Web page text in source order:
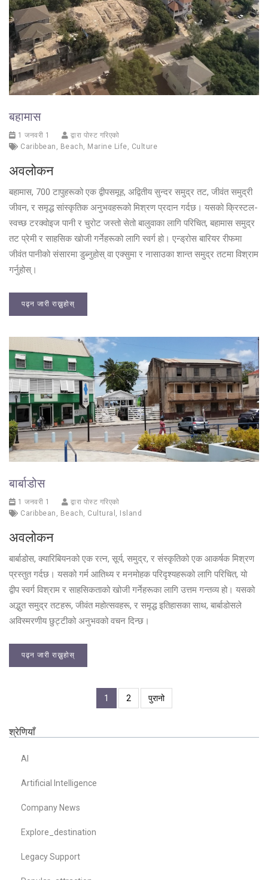
बहामास
1 जनवरी 1
द्वारा पोस्ट गरिएको
Caribbean
Beach Marine Life Culture
अवलोकन
बहामास, 700 टापुहरूको एक द्वीपसमूह, अद्वितीय सुन्दर समुद्र तट, जीवंत समुद्री
जीवन, र समृद्ध सांस्कृतिक अनुभवहरूको मिश्रण प्रदान गर्दछ। यसको क्रिस्टल-
स्वच्छ टरक्वोइज पानी र चुरोट जस्तो सेतो बालुवाका लागि परिचित, बहामास समुद्र
तट प्रेमी र साहसिक खोजी गर्नेहरूको लागि स्वर्ग हो। एन्ड्रोस बारियर रीफमा
जीवंत पानीको संसारमा डुब्नुहोस् वा एक्सुमा र नासाउका शान्त समुद्र तटमा विश्राम
गर्नुहोस्।
पढ्न जारी राख्नुहोस्
बार्बाडोस
1 जनवरी 1
द्वारा पोस्ट गरिएको
Caribbean
Beach Cultural Island
अवलोकन
बार्बाडोस, क्यारिबियनको एक रत्न, सूर्य, समुद्र, र संस्कृतिको एक आकर्षक मिश्रण
प्रस्तुत गर्दछ। यसको गर्म आतिथ्य र मनमोहक परिदृश्यहरूको लागि परिचित, यो
द्वीप स्वर्ग विश्राम र साहसिकताको खोजी गर्नेहरूका लागि उत्तम गन्तव्य हो। यसको
अद्भुत समुद्र तटहरू, जीवंत महोत्सवहरू, र समृद्ध इतिहासका साथ, बार्बाडोसले
अविस्मरणीय छुट्टीको अनुभवको वचन दिन्छ।
पढ्न जारी राख्नुहोस्
1 2 पुरानो
श्रेणियाँ
AI
Artificial Intelligence
Company News
Explore_destination
Legacy Support